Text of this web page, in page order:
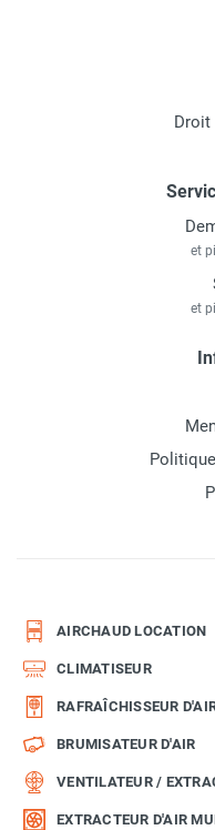
Droit
et
et
AIRCHAUD LOCATION
CLIMATISEUR
RAFRAÎCHISSEUR
BRUMISATEUR D'AIR
VENTILATEUR /
EXTRACTEUR D'AIR